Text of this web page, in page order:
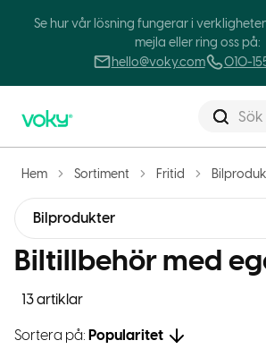
Se hur vår lösning fungerar i
mejla eller ring oss på:
hello@voky.com
010-
Sök
Hem Sortiment Fritid
Bilprodukter
13 artiklar
Biltillbehör med
Sortera på: Popularitet